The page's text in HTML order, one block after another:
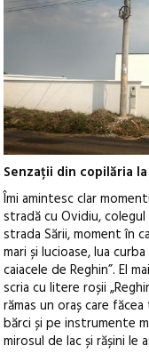
Senzații din copilăria
Îmi amintesc clar
stradă cu Ovidiu,
strada Sării, moment în
mari și lucioase, lua
caiacele de Reghin”. El
scria cu litere roșii
rămas un oraș care
bărci și pe instrumente
mirosul de lac și rășini